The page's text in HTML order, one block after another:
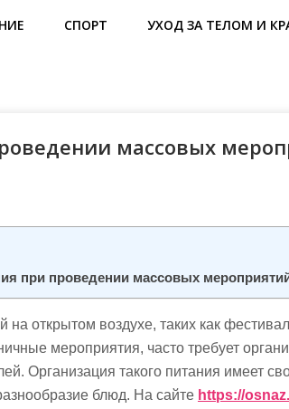
СПОРТ УХОД ЗА ТЕЛОМ И
массовых
при проведении массовых
открытом воздухе, таких как
мероприятия, часто требует
Организация такого питания имеет
блюд. На сайте https://